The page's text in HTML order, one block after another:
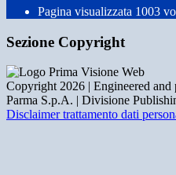
Pagina visualizzata 1003
Sezione Copyright
Copyright 2026 | Engineered
Parma S.p.A. | Divisione
Disclaimer trattamento dati